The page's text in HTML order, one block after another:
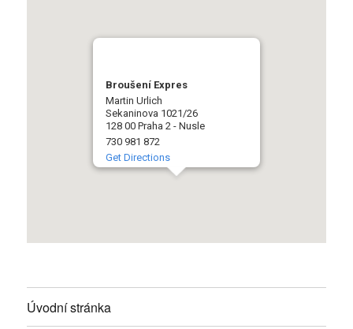
Broušení Expres
Martin Urlich
Sekaninova 1021/26
128 00 Praha 2 - Nusle
730 981 872
Get Directions
Úvodní stránka